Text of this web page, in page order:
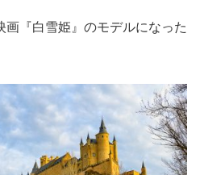
画『白雪姫』のモデルになった